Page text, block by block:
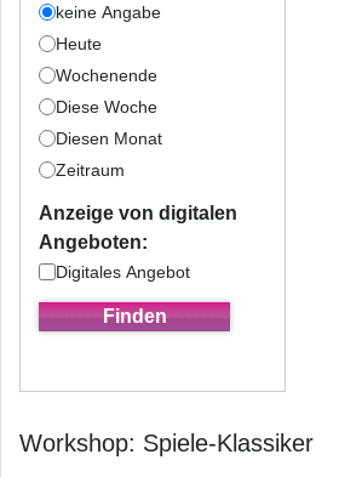
keine Angabe
Heute
Wochenende
Diese Woche
Diesen Monat
Zeitraum
Anzeige von digitalen
Angeboten:
Digitales Angebot
Workshop: Spiele-Klassiker